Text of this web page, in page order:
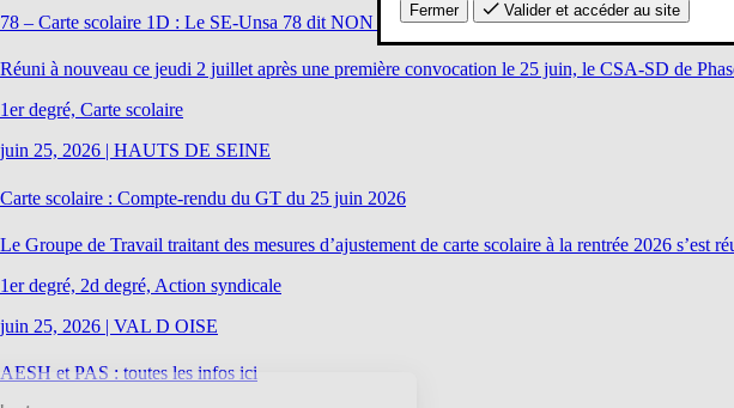
78 – Carte scolaire 1D : Le SE-Unsa 78 dit NON au projet de phase 2
Réuni à nouveau ce jeudi 2 juillet après une première convocation le 25 juin, le CSA-SD de
1er degré, Carte scolaire
juin 25, 2026 | HAUTS DE SEINE
Carte scolaire : Compte-rendu du GT du 25 juin 2026
Le Groupe de Travail traitant des mesures d’ajustement de carte scolaire à la rentrée 2026
1er degré, 2d degré, Action syndicale
juin 25, 2026 | VAL D OISE
AESH et PAS : toutes les infos ici
Fermer Valider et accéder au site